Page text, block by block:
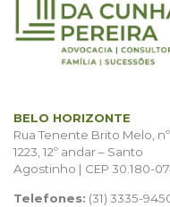
BELO HORIZONTE
Rua Tenente Brito Melo, nº
1223, 12º andar – Santo
Agostinho | CEP 30.180-
Telefones: (31) 3335-